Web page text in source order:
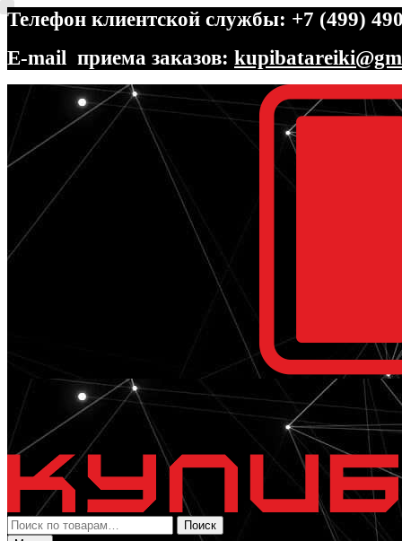
Телефон клиентской службы: +7 (499)
E-mail приема заказов:
Перейти
навигации
Перейти
содержимому
Искать:
Поиск